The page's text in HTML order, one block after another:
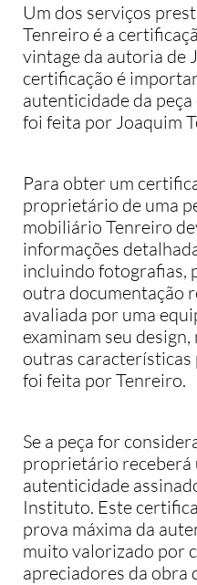
Um dos serviços
Tenreiro é a
vintage da autoria de
certificação é
autenticidade da
foi feita por Joaquim
Para obter um
proprietário de uma
mobiliário Tenreiro
informações
incluindo fotografias,
outra documentação
avaliada por uma
examinam seu
outras características
foi feita por Tenreiro.
Se a peça for
proprietário receberá
autenticidade
Instituto. Este
prova máxima da
muito valorizado por
apreciadores da obra